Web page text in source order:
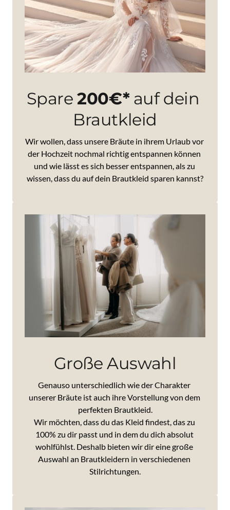
Spare 200€* auf dein
Brautkleid
Wir wollen, dass unsere Bräute in ihrem Urlaub
vor
der Hochzeit nochmal richtig entspannen
und wie lässt es sich besser entspannen, als
wissen, dass du auf dein Brautkleid sparen kannst?
Große Auswahl
Genauso unterschiedlich wie der
unserer Bräute ist auch ihre Vorstellung von
dem
perfekten Brautkleid.
Wir möchten, dass du das Kleid findest, das
100% zu dir passt und in dem du dich
absolut
wohlfühlst. Deshalb bieten wir dir eine
Auswahl an Brautkleidern in
Stilrichtungen.